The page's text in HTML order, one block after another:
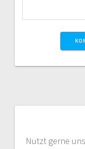
Nutzt gerne